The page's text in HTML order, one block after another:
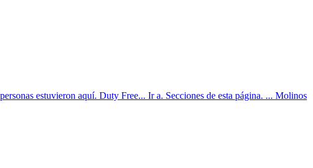
estuvieron aquí. Duty Free... Ir a. Secciones de esta página. ... Molinos